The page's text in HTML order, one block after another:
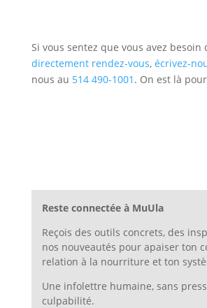
Si vous sentez que vous avez besoin
directement rendez-vous, écrivez-
nous au 514 490-1001 . On est là
Reste connectée à MuUla
Reçois des outils concrets, des
nos nouveautés pour apaiser ton
relation à la nourriture et ton
Une infolettre humaine, sans
culpabilité.